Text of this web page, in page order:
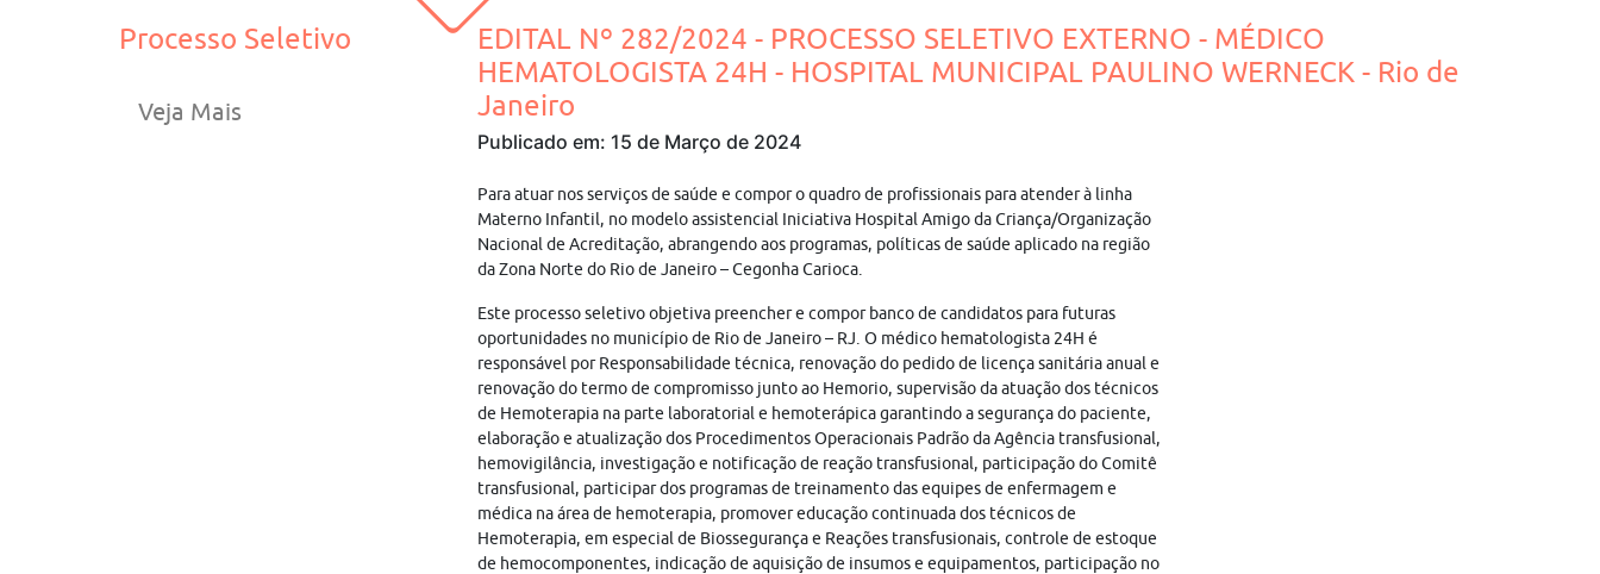
Processo Seletivo
Veja Mais
EDITAL Nº 282/2024 - PROCESSO SELETIVO EXTERNO - MÉDICO
HEMATOLOGISTA 24H - HOSPITAL MUNICIPAL PAULINO WERNECK - Rio de
Janeiro
Publicado em: 15 de Março de 2024
Para atuar nos serviços de saúde e compor o quadro de profissionais para atender à linha
Materno Infantil, no modelo assistencial Iniciativa Hospital Amigo da Criança/Organização
Nacional de Acreditação, abrangendo aos programas, políticas de saúde aplicado na região
da Zona Norte do Rio de Janeiro – Cegonha Carioca.
Este processo seletivo objetiva preencher e compor banco de candidatos para futuras
oportunidades no município de Rio de Janeiro – RJ. O médico hematologista 24H é
responsável por Responsabilidade técnica, renovação do pedido de licença sanitária anual e
renovação do termo de compromisso junto ao Hemorio, supervisão da atuação dos técnicos
de Hemoterapia na parte laboratorial e hemoterápica garantindo a segurança do paciente,
elaboração e atualização dos Procedimentos Operacionais Padrão da Agência transfusional,
hemovigilância, investigação e notificação de reação transfusional, participação do Comitê
transfusional, participar dos programas de treinamento das equipes de enfermagem e
médica na área de hemoterapia, promover educação continuada dos técnicos de
Hemoterapia, em especial de Biossegurança e Reações transfusionais, controle de estoque
de hemocomponentes, indicação de aquisição de insumos e equipamentos, participação no